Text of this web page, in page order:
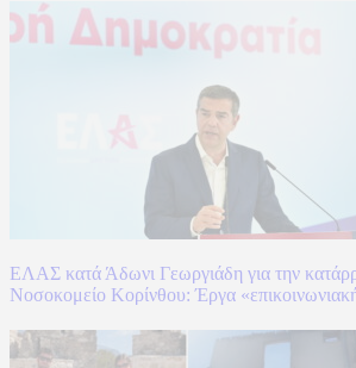
ΕΛΑΣ κατά Άδωνι Γεωργιάδη για την
Νοσοκομείο Κορίνθου: Έργα